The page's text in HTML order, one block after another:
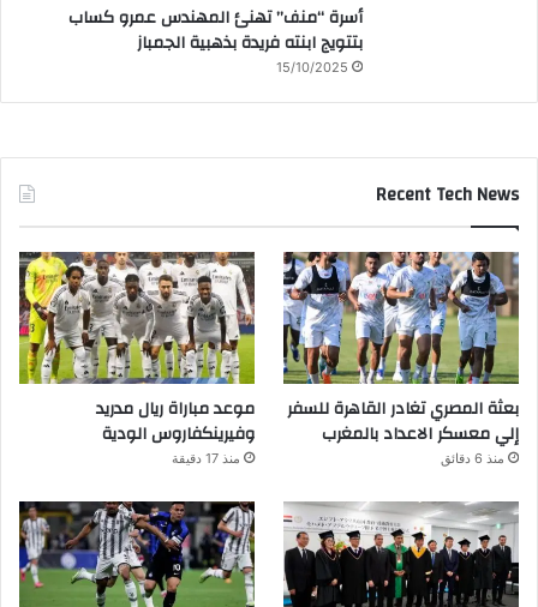
أسرة “منف” تهنئ المهندس عمرو كساب
بتتويج ابنته فريدة بذهبية الجمباز
15/10/2025
Recent Tech News
بعثة المصري تغادر القاهرة للسفر
إلي معسكر الاعداد بالمغرب
منذ 6 دقائق
موعد مباراة ريال مدريد
وفيرينكفاروس الودية
منذ 17 دقيقة